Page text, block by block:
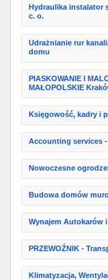
Hydraulika instalator
c. o.
Udrażnianie rur
domu
PIASKOWANIE I
MAŁOPOLSKIE
Księgowość, kadry i
Accounting services
Nowoczesne
Budowa domów
Wynajem Autokarów
PRZEWOŹNIK -
Klimatyzacja,